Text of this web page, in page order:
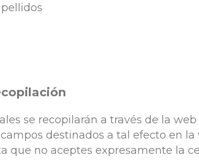
se recopilarán a través de la
destinados a tal efecto en
que no aceptes expresamente la